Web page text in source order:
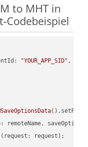
to MHT in
Codebeispiel
"YOUR_APP_SID" ,
remoteName,
request);